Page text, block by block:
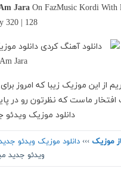
Jara On FazMusic Kordi With
320 | 128
از این موزیک زیبا که امروز
افتخار ماست که نظرتون رو در
دانلود موزیک ویدئو
موزیک ››› دانلود موزیک ویدئو
ویدئو جدید